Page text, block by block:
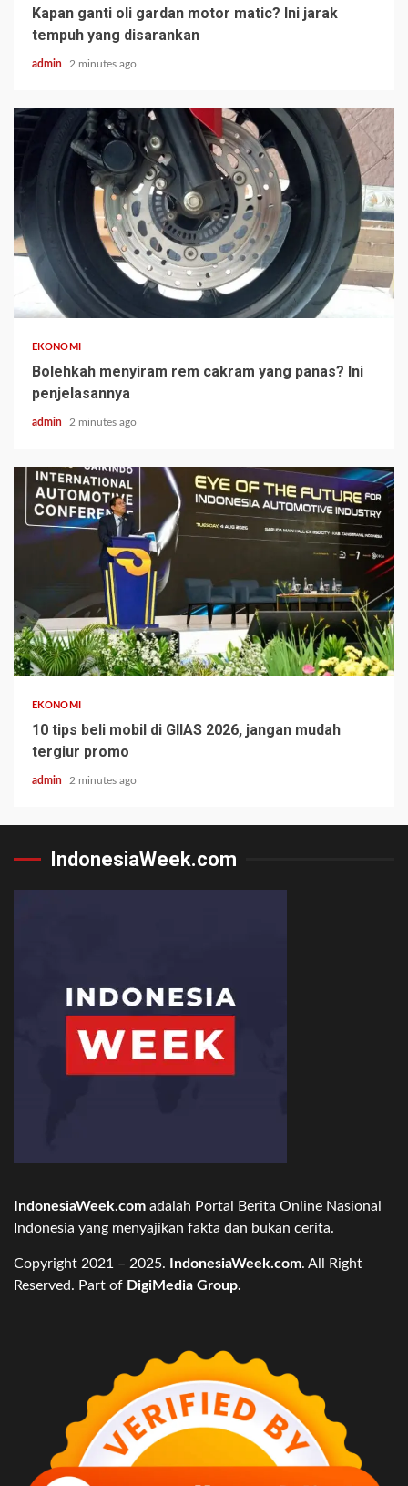
Kapan ganti oli gardan motor matic? Ini jarak
tempuh yang disarankan
admin 2 minutes ago
EKONOMI
Bolehkah menyiram rem cakram yang panas? Ini
penjelasannya
admin 2 minutes ago
EKONOMI
10 tips beli mobil di GIIAS 2026, jangan mudah
tergiur promo
admin 2 minutes ago
IndonesiaWeek.com
IndonesiaWeek.com adalah Portal Berita Online Nasional
Indonesia yang menyajikan fakta dan bukan cerita.
Copyright 2021 – 2025. IndonesiaWeek.com. All Right
Reserved. Part of DigiMedia Group.